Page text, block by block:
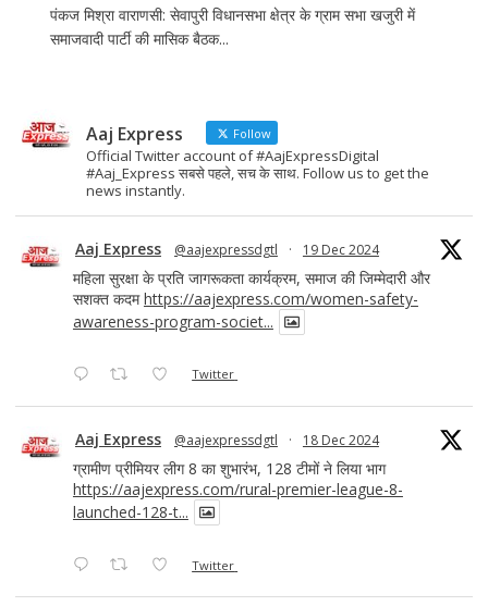
पंकज मिश्रा वाराणसी: सेवापुरी विधानसभा क्षेत्र के ग्राम सभा खजुरी में
समाजवादी पार्टी की मासिक बैठक...
Aaj Express Follow
Official Twitter account of #AajExpressDigital
#Aaj_Express सबसे पहले, सच के साथ. Follow us to get the
news instantly.
Aaj Express @aajexpressdgtl · 19 Dec 2024
महिला सुरक्षा के प्रति जागरूकता कार्यक्रम, समाज की जिम्मेदारी और
सशक्त कदमhttps://aajexpress.com/women-safety-
awareness-program-societ...
Twitter
Aaj Express @aajexpressdgtl · 18 Dec 2024
ग्रामीण प्रीमियर लीग 8 का शुभारंभ, 128 टीमों ने लिया भाग
https://aajexpress.com/rural-premier-league-8-
launched-128-t...
Twitter